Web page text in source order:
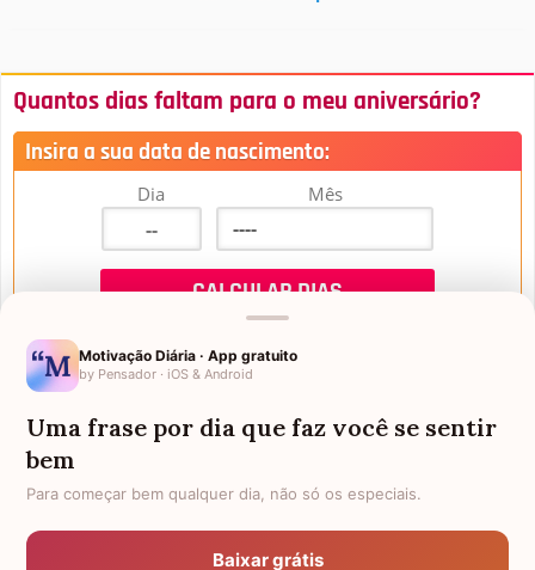
Quantos dias faltam para o meu aniversário?
Insira a sua data de nascimento:
Dia Mês
Mensagens de Aniversário
FALTAM 3 DIAS PARA O MEU
ANIVERSÁRIO
Motivação Diária · App gratuito
by Pensador · iOS & Android
Uma frase por dia que faz você se sentir
bem
Para começar bem qualquer dia, não só os especiais.
Baixar grátis